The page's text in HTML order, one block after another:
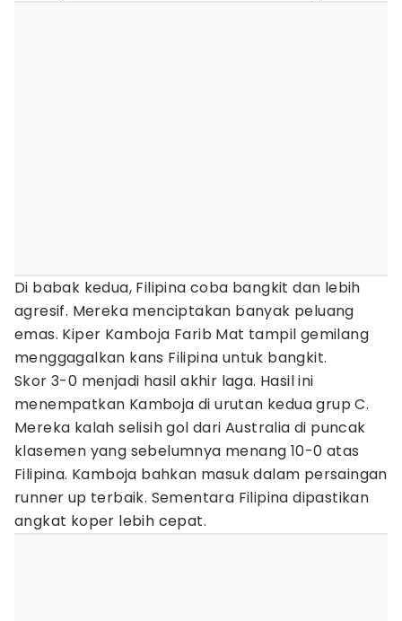
Di babak kedua, Filipina coba bangkit dan lebih
agresif. Mereka menciptakan banyak peluang
emas. Kiper Kamboja Farib Mat tampil gemilang
menggagalkan kans Filipina untuk bangkit.
Skor 3-0 menjadi hasil akhir laga. Hasil ini
menempatkan Kamboja di urutan kedua grup C.
Mereka kalah selisih gol dari Australia di puncak
klasemen yang sebelumnya menang 10-0 atas
Filipina. Kamboja bahkan masuk dalam persaingan
runner up terbaik. Sementara Filipina dipastikan
angkat koper lebih cepat.